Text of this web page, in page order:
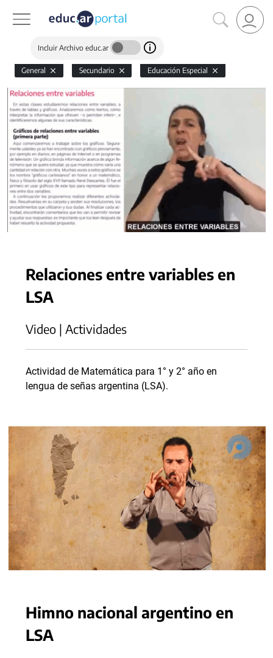
Incluir Archivo educ.ar
General Secundario Educación Especial
Relaciones entre variables en
LSA
Video | Actividades
Actividad de Matemática para 1° y 2° año en
lengua de señas argentina (LSA).
Himno nacional argentino en
LSA